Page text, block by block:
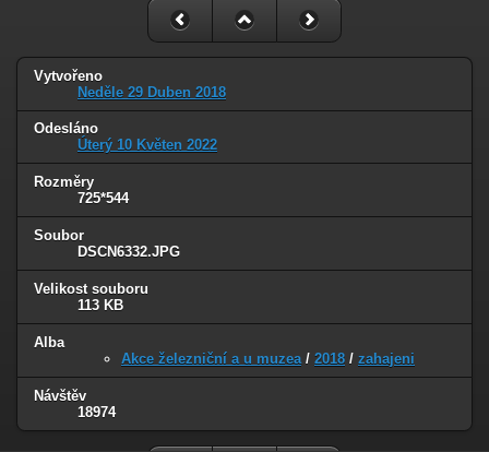
Vytvořeno
Neděle 29 Duben 2018
Odesláno
Úterý 10 Květen 2022
Rozměry
725*544
Soubor
DSCN6332.JPG
Velikost souboru
113 KB
Alba
Akce železniční a u muzea/ 2018 / zahajeni
Návštěv
18974